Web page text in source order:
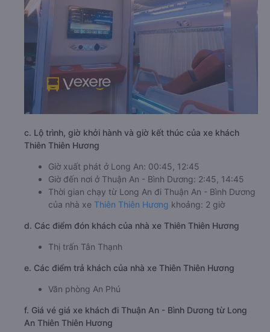
c. Lộ trình, giờ khởi hành và giờ kết thúc của xe khách
Thiên Thiên Hương
Giờ xuất phát ở Long An: 00:45, 12:45
Giờ đến nơi ở Thuận An - Bình Dương: 2:45, 14:45
Thời gian chạy từ Long An đi Thuận An - Bình Dương
của nhà xe Thiên Thiên Hương khoảng: 2 giờ
d. Các điểm đón khách của nhà xe Thiên Thiên Hương
Thị trấn Tân Thạnh
e. Các điểm trả khách của nhà xe Thiên Thiên Hương
Văn phòng An Phú
f. Giá vé giá xe khách đi Thuận An - Bình Dương từ Long
An Thiên Thiên Hương